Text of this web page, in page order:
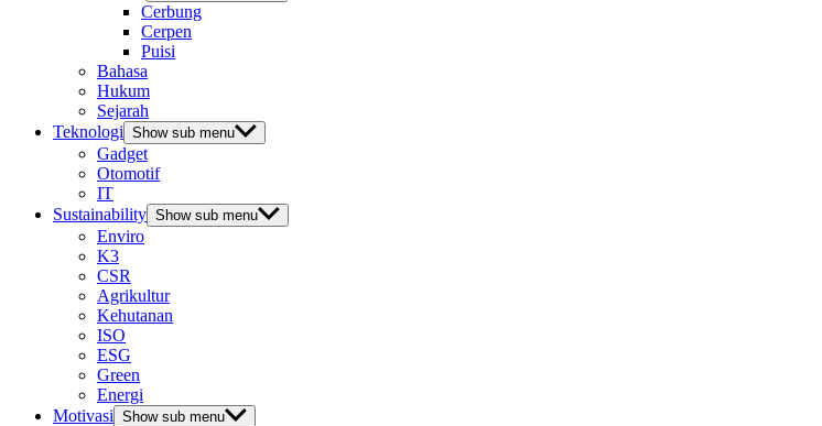
Cerbung
Cerpen
Puisi
Bahasa
Hukum
Sejarah
Teknologi Show sub menu
Gadget
Otomotif
IT
Sustainability Show sub menu
Enviro
K3
CSR
Agrikultur
Kehutanan
ISO
ESG
Green
Energi
Motivasi Show sub menu